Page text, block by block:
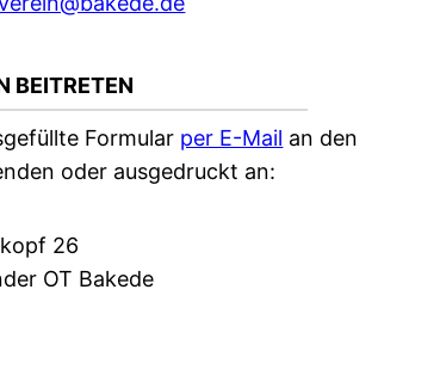
BEITRETEN
Formular per E-Mail an den
oder ausgedruckt an:
26
OT Bakede